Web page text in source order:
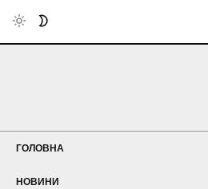
ГОЛОВНА
НОВИНИ